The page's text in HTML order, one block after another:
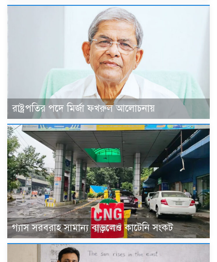
রাষ্ট্রপতির পদে মির্জা ফখরুল আলোচনায়
গ্যাস সরবরাহ সামান্য বাড়লেও কাটেনি সংকট